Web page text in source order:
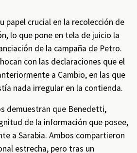
papel crucial en la recolección de
lo que pone en tela de juicio la
de la campaña de Petro.
con las declaraciones que el
a Cambio, en las que
nada irregular en la contienda.
demuestran que Benedetti,
de la información que posee,
a Sarabia. Ambos compartieron
estrecha, pero tras un